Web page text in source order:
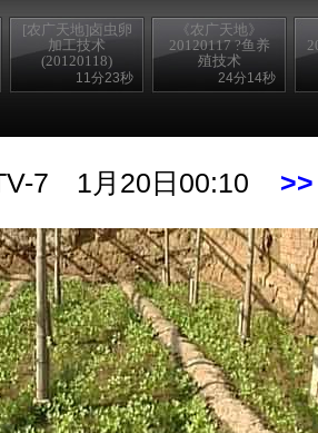
[农广天地]卤虫卵
加工技术
(20120118)
11分23秒
《农广天地》
20120117 ?鱼养
殖技术
24分14秒
7 1月20日00:10